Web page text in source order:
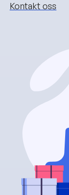
Kontakt oss